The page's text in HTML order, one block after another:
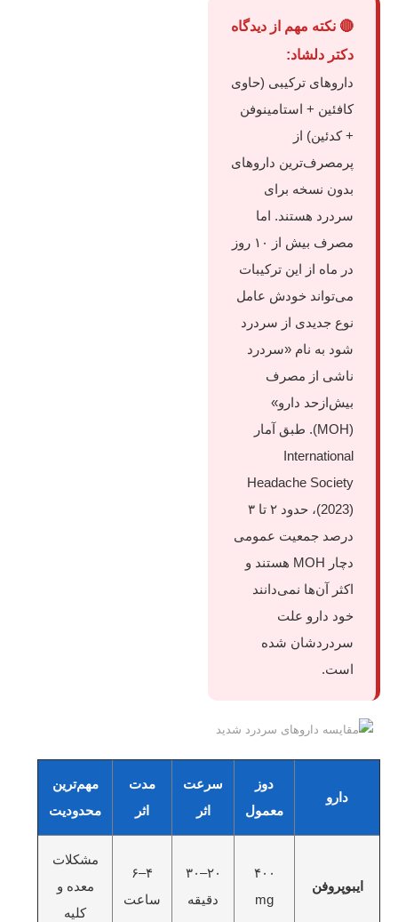
🔴 نکته مهم از دیدگاه
دکتر دلشاد:
داروهای ترکیبی (حاوی
کافئین + استامینوفن
+ کدئین) از
پرمصرف‌ترین داروهای
بدون نسخه برای
سردرد هستند. اما
مصرف بیش از ۱۰ روز
در ماه از این ترکیبات
می‌تواند خودش عامل
نوع جدیدی از سردرد
شود به نام «سردرد
ناشی از مصرف
بیش‌ازحد دارو»
(MOH). طبق آمار
International
Headache Society
(2023)، حدود ۲ تا ۳
درصد جمعیت عمومی
دچار MOH هستند و
اکثر آن‌ها نمی‌دانند
خود دارو علت
سردردشان شده
است.
دارو
دوز
معمول
سرعت
اثر
مدت
اثر
مهم‌ترین
محدودیت
ایبوپروفن
۴۰۰
mg
۲۰–۳۰
دقیقه
۴–۶
ساعت
مشکلات
معده و
کلیه